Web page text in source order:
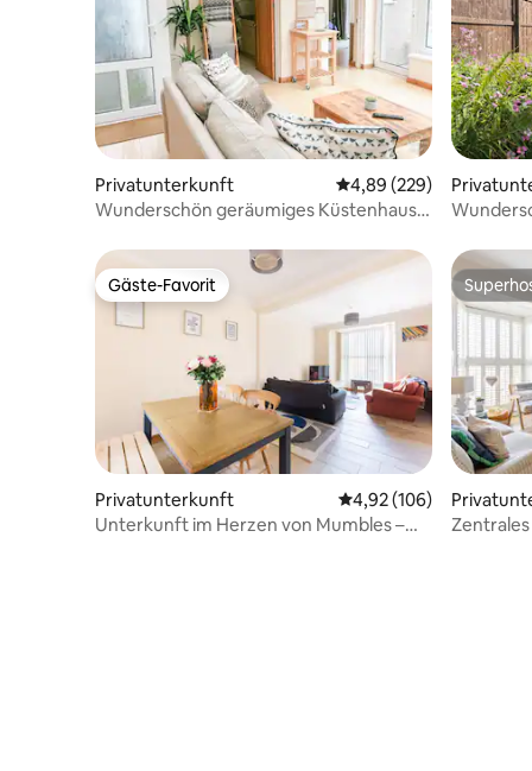
Privatunterkunft Durchschnittliche
4,89 (229)
Wunderschön geräumiges Küstenhaus
Gäste-Favorit
Gäste-Favorit
Privatunterkunft Durchschnittliche
4,92 (106)
Unterkunft im Herzen von Mumbles –